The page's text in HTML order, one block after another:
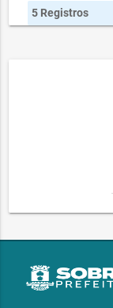
5 Registros